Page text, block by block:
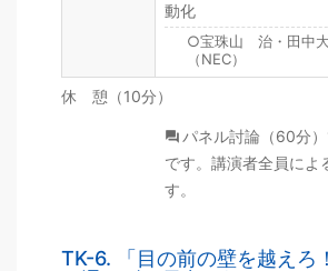
動化
○宝珠山 治・田中
（NEC）
休 憩（10分）
パネル討論（60分
です。講演者全員によ
す。
TK-6. 「目の前の壁を越え